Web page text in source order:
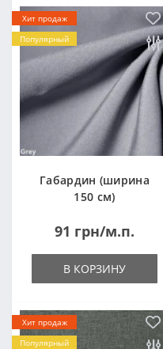
Хит продаж
Популярный
Габардин (ширина
150 см)
91 грн/м.п.
В КОРЗИНУ
Хит продаж
Популярный